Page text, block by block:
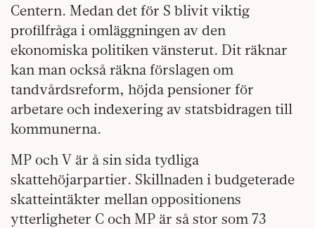
Centern. Medan det för S blivit viktig
profilfråga i omläggningen av den
ekonomiska politiken vänsterut. Dit räknar
kan man också räkna förslagen om
tandvårdsreform, höjda pensioner för
arbetare och indexering av statsbidragen till
kommunerna.
MP och V är å sin sida tydliga
skattehöjarpartier. Skillnaden i budgeterade
skatteintäkter mellan oppositionens
ytterligheter C och MP är så stor som 73